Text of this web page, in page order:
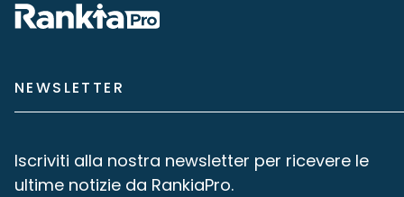
NEWSLETTER
Iscriviti alla nostra newsletter per ricevere le
ultime notizie da RankiaPro.